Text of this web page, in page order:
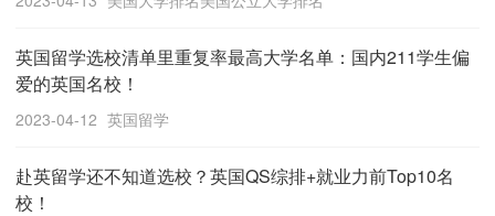
英国留学选校清单里重复率最高大学名单：国内211学生偏
爱的英国名校！
2023-04-12 英国留学
赴英留学还不知道选校？英国QS综排+就业力前Top10名
校！